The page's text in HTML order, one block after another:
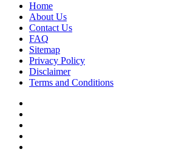
Home
About Us
Contact Us
FAQ
Sitemap
Privacy Policy
Disclaimer
Terms and Conditions